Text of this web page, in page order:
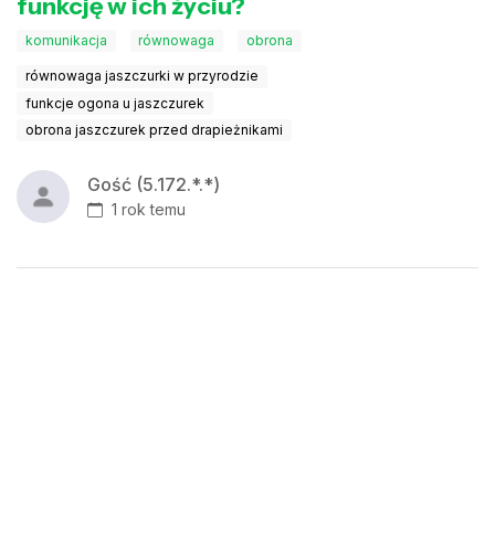
komunikacja równowaga obrona
równowaga jaszczurki w przyrodzie
funkcje ogona u jaszczurek
obrona jaszczurek przed drapieżnikami
Gość (5.172.*.*)
1 rok temu